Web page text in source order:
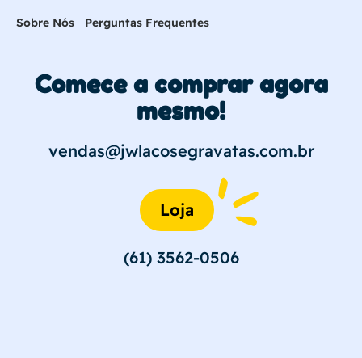
Sobre Nós Perguntas Frequentes
Comece a comprar agora
mesmo!
vendas@jwlacosegravatas.com.br
Loja
(61) 3562-0506